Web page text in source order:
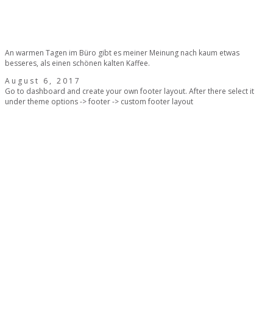
An warmen Tagen im Büro gibt es meiner Meinung nach kaum etwas
besseres, als einen schönen kalten Kaffee.
August 6, 2017
Go to dashboard and create your own footer layout. After there select it
under theme options -> footer -> custom footer layout